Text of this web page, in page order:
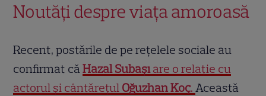
Noutăți despre viața amoroasă
Recent, postările de pe rețelele sociale au
confirmat căHazal Subaşıare o relație cu
actorul și cântărețul Oğuzhan Koç.Această